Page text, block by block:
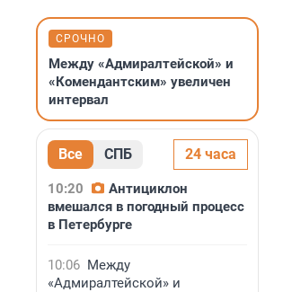
СРОЧНО
Между «Адмиралтейской» и
«Комендантским» увеличен
интервал
Все СПБ 24 часа
10:20
Антициклон
вмешался в погодный процесс
в Петербурге
10:06 Между
«Адмиралтейской» и